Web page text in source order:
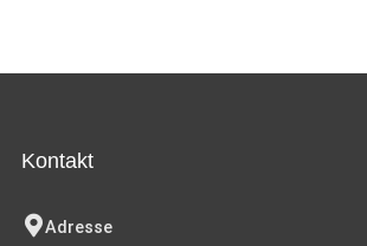
Kontakt
Adresse